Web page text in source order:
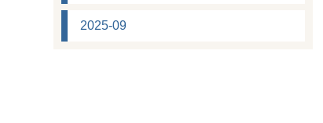
2025-09